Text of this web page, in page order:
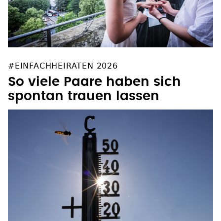
#EINFACHHEIRATEN 2026
So viele Paare haben sich
spontan trauen lassen